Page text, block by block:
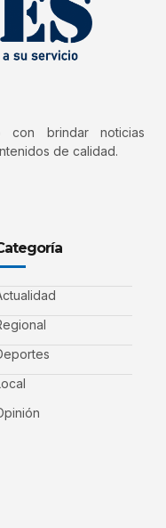
con brindar noticias
de calidad.